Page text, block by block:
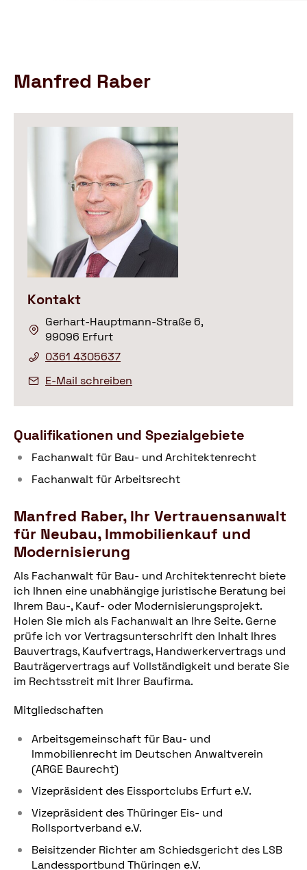
Manfred Raber
Kontakt
Gerhart-Hauptmann-Straße 6,
99096 Erfurt
0361 4305637
E-Mail schreiben
Qualifikationen und Spezialgebiete
Fachanwalt für Bau- und Architektenrecht
Fachanwalt für Arbeitsrecht
Manfred Raber, Ihr Vertrauensanwalt
für Neubau, Immobilienkauf und
Modernisierung
Als Fachanwalt für Bau- und Architektenrecht biete
ich Ihnen eine unabhängige juristische Beratung bei
Ihrem Bau-, Kauf- oder Modernisierungsprojekt.
Holen Sie mich als Fachanwalt an Ihre Seite. Gerne
prüfe ich vor Vertragsunterschrift den Inhalt Ihres
Bauvertrags, Kaufvertrags, Handwerkervertrags und
Bauträgervertrags auf Vollständigkeit und berate Sie
im Rechtsstreit mit Ihrer Baufirma.
Mitgliedschaften
Arbeitsgemeinschaft für Bau- und
Immobilienrecht im Deutschen Anwaltverein
(ARGE Baurecht)
Vizepräsident des Eissportclubs Erfurt e.V.
Vizepräsident des Thüringer Eis- und
Rollsportverband e.V.
Beisitzender Richter am Schiedsgericht des LSB
Landessportbund Thüringen e.V.